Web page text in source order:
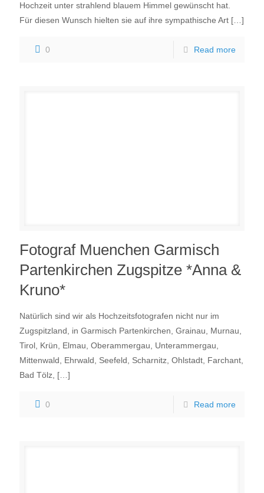
Hochzeit unter strahlend blauem Himmel gewünscht hat.
Für diesen Wunsch hielten sie auf ihre sympathische Art […]
0 Read more
Fotograf Muenchen Garmisch
Partenkirchen Zugspitze *Anna &
Kruno*
Natürlich sind wir als Hochzeitsfotografen nicht nur im
Zugspitzland, in Garmisch Partenkirchen, Grainau, Murnau,
Tirol, Krün, Elmau, Oberammergau, Unterammergau,
Mittenwald, Ehrwald, Seefeld, Scharnitz, Ohlstadt, Farchant,
Bad Tölz, […]
0 Read more